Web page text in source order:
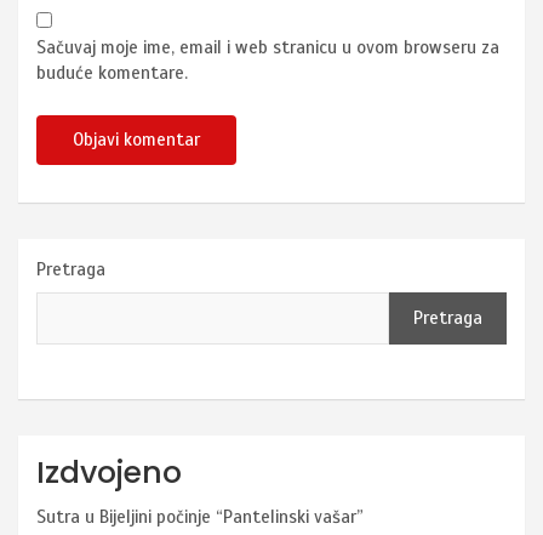
Sačuvaj moje ime, email i web stranicu u ovom browseru za
buduće komentare.
Pretraga
Pretraga
Izdvojeno
Sutra u Bijeljini počinje “Pantelinski vašar”